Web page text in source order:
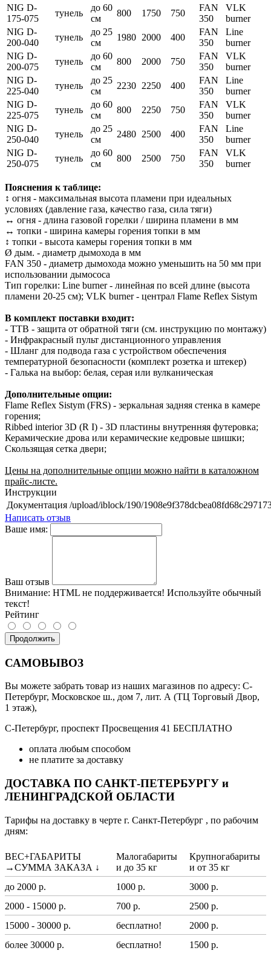
NIG D-
175-075
тунель
до 60
см
800 1750 750
FAN
350
VLK
burner
NIG D-
200-040
тунель
до 25
см
1980 2000 400
FAN
350
Line
burner
NIG D-
200-075
тунель
до 60
см
800 2000 750
FAN
350
VLK
burner
NIG D-
225-040
тунель
до 25
см
2230 2250 400
FAN
350
Line
burner
NIG D-
225-075
тунель
до 60
см
800 2250 750
FAN
350
VLK
burner
NIG D-
250-040
тунель
до 25
см
2480 2500 400
FAN
350
Line
burner
NIG D-
250-075
тунель
до 60
см
800 2500 750
FAN
350
VLK
burner
Пояснения к таблице:
↕ огня - максимальная высота пламени при идеальных
условиях (давление газа, качество газа, сила тяги)
↔ огня - длина газовой горелки / ширина пламени в мм
↔ топки - ширина камеры горения топки в мм
↕ топки - высота камеры горения топки в мм
Ø дым. - диаметр дымохода в мм
FAN 350 - диаметр дымохода можно уменьшить на 50 мм при
использовании дымососа
Тип горелки: Line burner - линейная по всей длине (высота
пламени 20-25 см); VLK burner - централ Flame Reflex Sistym
В комплект поставки входит:
- ТТВ - защита от обратной тяги (см. инструкцию по монтажу)
- Инфракрасный пульт дистанционного управления
- Шланг для подвода газа с устройством обеспечения
температурной безопасности (комплект розетка и штекер)
- Галька на выбор: белая, серая или вулканическая
Дополнительные опции:
Flame Reflex Sistym (FRS) - зеркальная задняя стенка в камере
горения;
Ribbed interior 3D (R I) - 3D пластины внутренняя футеровка;
Керамические дрова или керамические кедровые шишки;
Скользящая сетка двери;
Цены на дополнительные опции можно найти в каталожном
прайс-листе.
Инструкции
Документация /upload/iblock/190/
Написать отзыв
Ваше имя:
Ваш отзыв
Внимание: HTML не поддерживается! Используйте обычный
текст!
Рейтинг
Продолжить
САМОВЫВОЗ
Вы можете забрать товар из наших магазинов по адресу: С-
Петербург, Московское ш., дом 7, лит. А (ТЦ Торговый Двор,
1 этаж),
С-Петербург, проспект Просвещения 41 БЕСПЛАТНО
оплата любым способом
не платите за доставку
ДОСТАВКА ПО САНКТ-ПЕТЕРБУРГУ и
ЛЕНИНГРАДСКОЙ ОБЛАСТИ
Тарифы на доставку в черте г. Санкт-Петербург , по рабочим
дням:
ВЕС+ГАБАРИТЫ
→СУММА ЗАКАЗА ↓
Малогабариты
и до 35 кг
Крупногабариты
и от 35 кг
до 2000 р.
1000 р.
3000 р.
2000 - 15000 р.
700 р.
2500 р.
15000 - 30000 р.
бесплатно!
2000 р.
более 30000 р.
бесплатно! 1500 р.